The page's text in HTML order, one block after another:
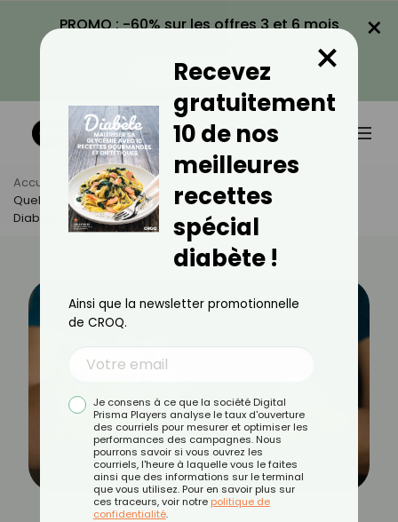
PROMO : -60% sur les offres 3 et 6 mois
VOIR LA PROMO
×
Accueil Actus
Santé
Quel Est Le Meilleur Médecin À Consulter Quand On A Du
Diabète ?
Recevez
gratuitement
10 de nos
meilleures
recettes
spécial
diabète !
×
Ainsi que la newsletter promotionnelle
de CROQ.
Je consens à ce que la société Digital
Prisma Players analyse le taux d'ouverture
des courriels pour mesurer et optimiser les
performances des campagnes. Nous
pourrons savoir si vous ouvrez les
courriels, l'heure à laquelle vous le faites
ainsi que des informations sur le terminal
que vous utilisez. Pour en savoir plus sur
ces traceurs, voir notre politique de
confidentialité.